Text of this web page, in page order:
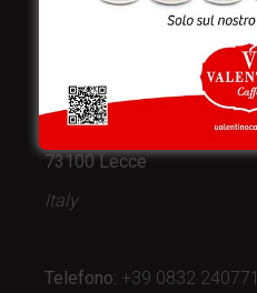
Valentino Caffè Spa
Viale Croazia 8 (Z.I.)
73100 Lecce
Italy
Telefono: +39 0832 240771